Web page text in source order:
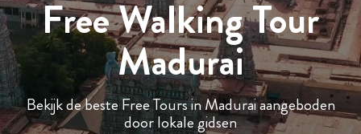
Free Walking Tour
Madurai
Bekijk de beste Free Tours in Madurai aangeboden
door lokale gidsen